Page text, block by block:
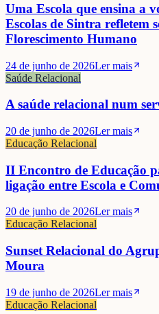
Uma Escola que ensina a
Escolas de Sintra refletem
Florescimento Humano
24 de junho de 2026Ler mais
Saúde Relacional
A saúde relacional num
20 de junho de 2026Ler mais
Educação Relacional
II Encontro de Educação
ligação entre Escola e
20 de junho de 2026Ler mais
Educação Relacional
Sunset Relacional do
Moura
19 de junho de 2026Ler mais
Educação Relacional